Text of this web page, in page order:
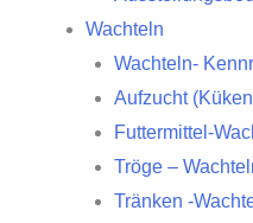
Wachteln
Wachteln-
Aufzucht
Futtermittel-
Tröge –
Tränken -